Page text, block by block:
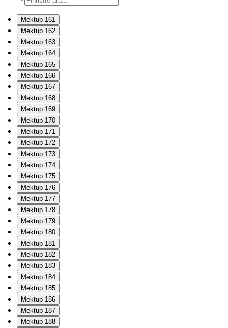
Mektub 161
Mektup 162
Mektup 163
Mektup 164
Mektup 165
Mektup 166
Mektup 167
Mektup 168
Mektup 169
Mektup 170
Mektup 171
Mektup 172
Mektup 173
Mektup 174
Mektup 175
Mektup 176
Mektup 177
Mektup 178
Mektup 179
Mektup 180
Mektup 181
Mektup 182
Mektup 183
Mektup 184
Mektup 185
Mektup 186
Mektup 187
Mektup 188